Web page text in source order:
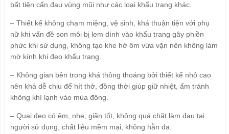
bất tiện cấn đau vùng mũi như các loại khẩu trang khác.
– Thiết kế không chạm miệng, vệ sinh, khá thuận tiện với phụ
nữ khi vấn đề son môi bị lem dính vào khẩu trang gây phiền
phức khi sử dụng, không tạo khe hở ôm vừa vặn nên không làm
mờ kính khi đeo khẩu trang.
– Không gian bên trong khá thông thoáng bởi thiết kế nhô cao
nên khá dễ chịu để hít thở, đồng thời giúp giữ nhiệt, ẩm tránh
không khí lạnh vào mùa đông.
– Quai đeo có êm, nhẹ, giãn tốt, không quá chặt làm đau tai
người sử dụng, chất liệu mềm mại, không hằn da.